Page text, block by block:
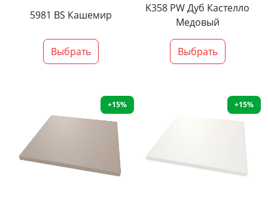
5981 BS Кашемир
Выбрать
K358 PW Дуб Кастелло
Медовый
Выбрать
+15% +15%